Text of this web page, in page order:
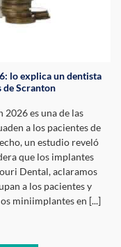
lo explica un dentista
de Scranton
2026 es una de las
a los pacientes de
un estudio reveló
que los implantes
Dental, aclaramos
a los pacientes y
miniimplantes en [...]